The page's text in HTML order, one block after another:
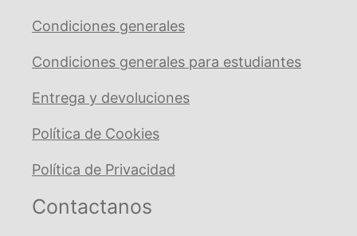
Condiciones generales
Condiciones generales para estudiantes
Entrega y devoluciones
Política de Cookies
Política de Privacidad
Contactanos